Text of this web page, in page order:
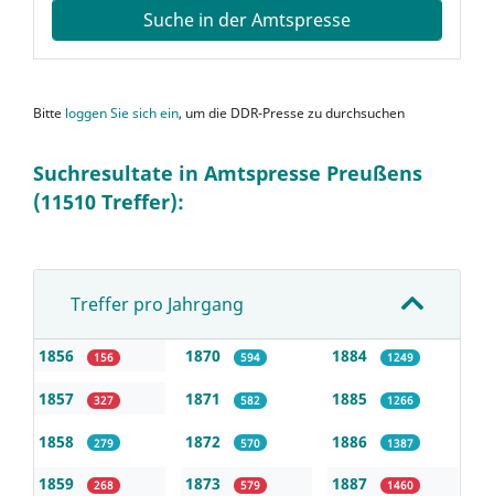
Suche in der Amtspresse
Bitte loggen Sie sich ein, um die DDR-Presse zu durchsuchen
Suchresultate in Amtspresse Preußens
(11510 Treffer):
Treffer pro Jahrgang
1856 156
1857 327
1858 279
1859 268
1870 594
1871 582
1872 570
1873 579
1884 1249
1885 1266
1886 1387
1887 1460